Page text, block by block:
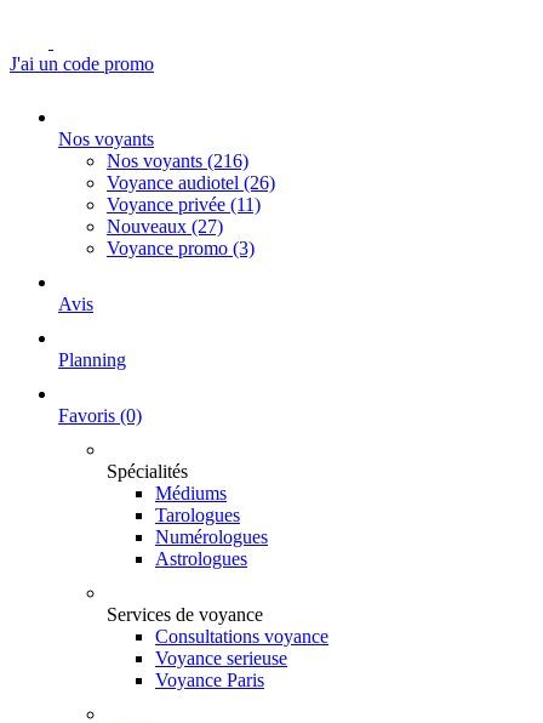
J'ai un code promo
Nos voyants
Nos voyants (216)
Voyance audiotel (26)
Voyance privée (11)
Nouveaux (27)
Voyance promo (3)
Avis
Planning
Favoris (0)
Spécialités
Médiums
Tarologues
Numérologues
Astrologues
Services de voyance
Consultations voyance
Voyance serieuse
Voyance Paris